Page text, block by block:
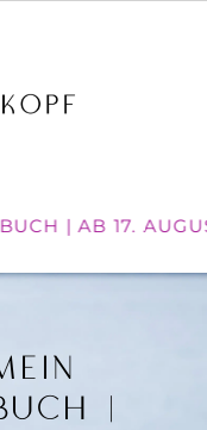
| AB 17.
|